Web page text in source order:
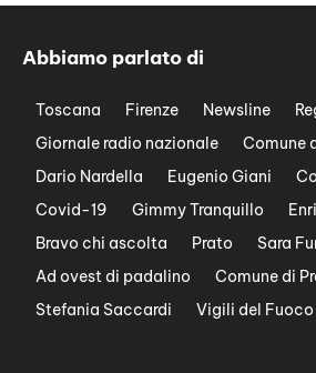
Abbiamo parlato di
Toscana Firenze Newsline
Giornale radio nazionale
Comune
Dario Nardella
Eugenio Giani
Covid-19
Gimmy Tranquillo
Bravo chi ascolta
Prato Sara
Ad ovest di padalino
Comune di
Stefania Saccardi
Vigili del Fuoco